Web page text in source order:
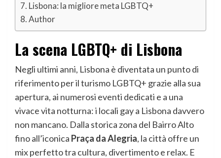
Lisbona: la migliore meta LGBTQ+
Author
La scena LGBTQ+ di Lisbona
Negli ultimi anni, Lisbona è diventata un punto di
riferimento per il turismo LGBTQ+ grazie alla sua
apertura, ai numerosi eventi dedicati e a una
vivace vita notturna: i locali gay a Lisbona davvero
non mancano. Dalla storica zona del Bairro Alto
fino all’iconica Praça da Alegria, la città offre un
mix perfetto tra cultura, divertimento e relax. E